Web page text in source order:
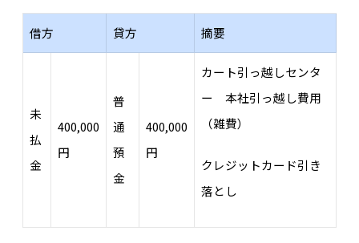
借方 貸方 摘要
未
払
金
400,000
円
普
通
預
金
400,000
円
カート引っ越しセンタ
ー 本社引っ越し費用
（雑費）
クレジットカード引き
落とし